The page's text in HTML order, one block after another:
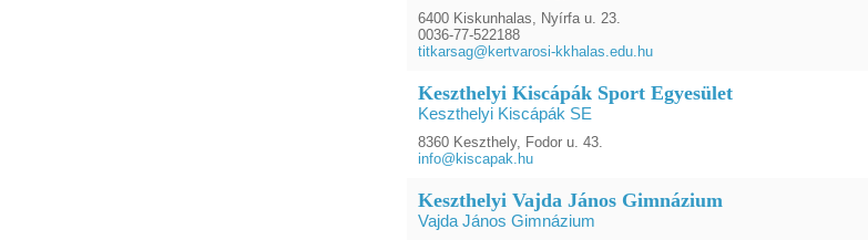
6400 Kiskunhalas, Nyírfa u. 23.
0036-77-522188
titkarsag@kertvarosi-kkhalas.edu.hu
Keszthelyi Kiscápák Sport Egyesület
Keszthelyi Kiscápák SE
8360 Keszthely, Fodor u. 43.
info@kiscapak.hu
Keszthelyi Vajda János Gimnázium
Vajda János Gimnázium